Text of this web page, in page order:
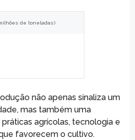
de toneladas)
não apenas sinaliza um
mas também uma
agrícolas, tecnologia e
favorecem o cultivo.